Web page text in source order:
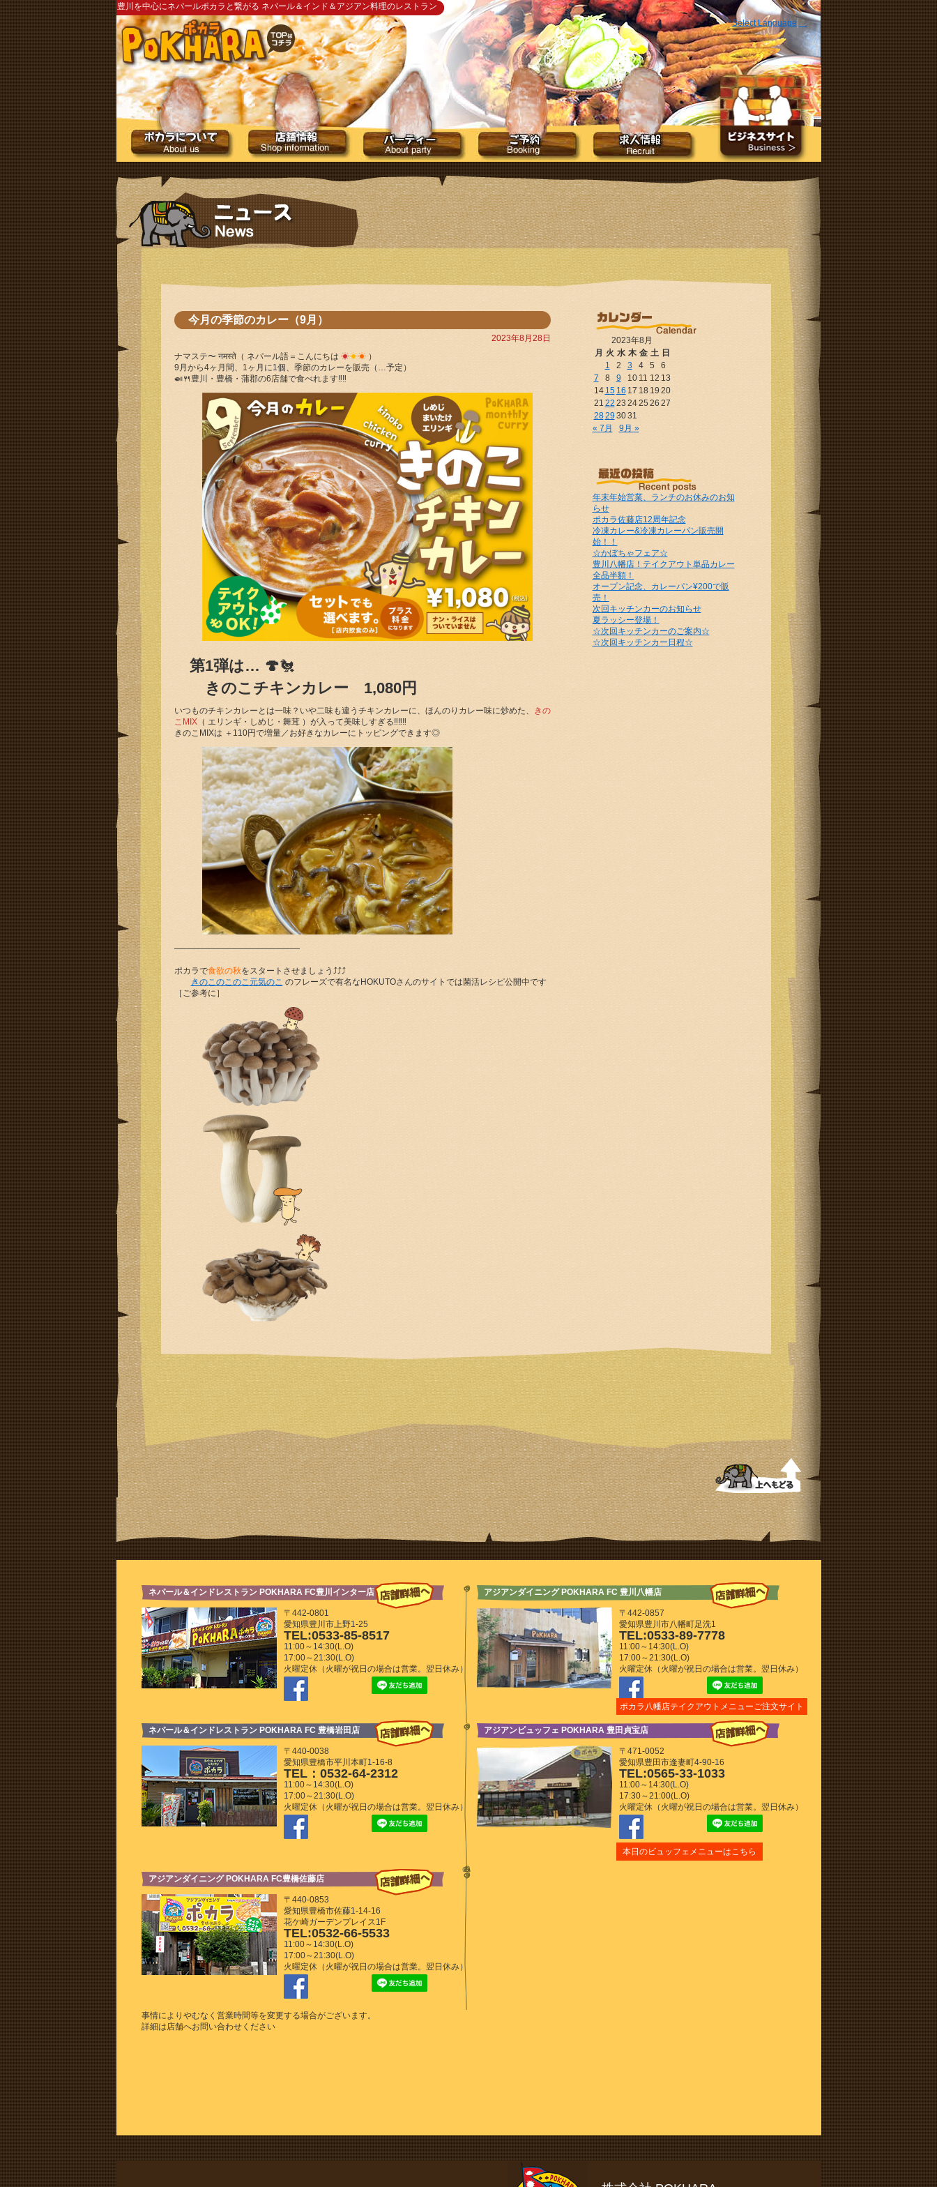
豊川を中心にネパールポカラと繋がる ネパール＆インド＆アジアン料理のレストラン
Select Language ▼
今月の季節のカレー（9月）
2023年8月28日
ナマステ〜 नमस्ते（ ネパール語＝こんにちは ☀︎☀︎☀︎）
9月から4ヶ月間、1ヶ月に1個、季節のカレーを販売（…予定）
🍛🍴豊川・豊橋・蒲郡の6店舗で食べれます‼︎‼︎
第1弾は… 🍄🐔
きのこチキンカレー 1,080円
いつものチキンカレーとは一味？いや二味も違うチキンカレーに、ほんのりカレー味に炒めた、
きの
こMIX（ エリンギ・しめじ・舞茸 ）が入って美味しすぎる‼︎‼︎‼︎
きのこMIXは ＋110円で増量／お好きなカレーにトッピングできます◎
———————————————
ポカラで食欲の秋をスタートさせましょう⤴︎⤴︎⤴︎
きのこのこのこ元気のこ のフレーズで有名なHOKUTOさんのサイトでは菌活レシピ公開中です
［ご参考に］
2023年8月
月 火 水 木 金 土 日
1
2 3 4 5
6
7
8 9 10 11 12 13
14 15 16 17 18 19 20
21 22 23 242526 27
28293031
« 7月
9月 »
年末年始営業、ランチのお休みのお知
らせ
ポカラ佐藤店12周年記念
冷凍カレー&冷凍カレーパン販売開
始！！
☆かぼちゃフェア☆
豊川八幡店！テイクアウト単品カレー
全品半額！
オープン記念、カレーパン¥200で販
売！
次回キッチンカーのお知らせ
夏ラッシー登場！
☆次回キッチンカーのご案内☆
☆次回キッチンカー日程☆
ネパール＆インドレストラン POKHARA FC豊川インター店
〒442-0801
愛知県豊川市上野1-25
TEL:0533-85-8517
11:00～14:30(L.O)
17:00～21:30(L.O)
火曜定休（火曜が祝日の場合は営業。翌日休み）
アジアンダイニング POKHARA FC 豊川八幡店
〒442-0857
愛知県豊川市八幡町足洗1
TEL:0533-89-7778
11:00～14:30(L.O)
17:00～21:30(L.O)
火曜定休（火曜が祝日の場合は営業。翌日休み）
ポカラ八幡店テイクアウトメニューご注文サイト
ネパール＆インドレストラン POKHARA FC 豊橋岩田店
〒440-0038
愛知県豊橋市平川本町1-16-8
TEL：0532-64-2312
11:00～14:30(L.O)
17:00～21:30(L.O)
火曜定休（火曜が祝日の場合は営業。翌日休み）
アジアンビュッフェ POKHARA 豊田貞宝店
〒471-0052
愛知県豊田市逢妻町4-90-16
TEL:0565-33-1033
11:00～14:30(L.O)
17:30～21:00(L.O)
火曜定休（火曜が祝日の場合は営業。翌日休み）
本日のビュッフェメニューはこちら
アジアンダイニング POKHARA FC豊橋佐藤店
〒440-0853
愛知県豊橋市佐藤1-14-16
花ケ崎ガーデンプレイス1F
TEL:0532-66-5533
11:00～14:30(L.O)
17:00～21:30(L.O)
火曜定休（火曜が祝日の場合は営業。翌日休み）
事情によりやむなく営業時間等を変更する場合がございます。
詳細は店舗へお問い合わせください